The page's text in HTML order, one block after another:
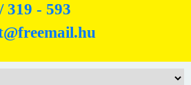
319 - 593